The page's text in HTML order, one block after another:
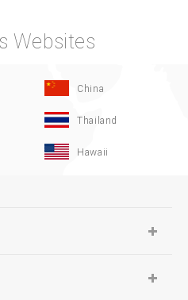
Websites
China
Thailand
Hawaii